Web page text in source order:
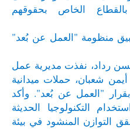
بالقطاع الخاص بحقوقهم
منظومة "العمل عن بُعد"
رداد، نفذت مديرية عمل
أيمن شعبان، حملات ميدانية
"العمل عن بُعد". وأكد
التكنولوجيا الحديثة
التوازن المنشود في بيئة